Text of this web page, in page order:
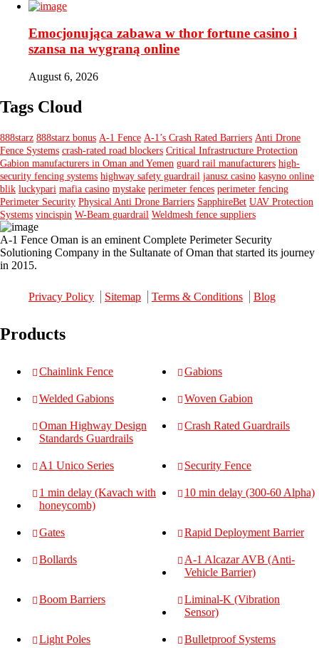
Emocjonująca zabawa w thor fortune casino i
szansa na wygraną online
August 6, 2026
Tags Cloud
888starz 888starz bonus A-1 Fence A-1’s Crash Rated Barriers Anti Drone
Fence Systems crash-rated road blockers Critical Infrastructure Protection
Gabion manufacturers in Oman and Yemen guard rail manufacturers high-
security fencing systems highway safety guardrail janusz casino kasyno online
blik luckypari mafia casino mystake perimeter fences perimeter fencing
Perimeter Security Physical Anti Drone Barriers SapphireBet UAV Protection
Systems vincispin W-Beam guardrail Weldmesh fence suppliers
A-1 Fence Oman is an eminent Complete Perimeter Security
Solutioning Company in the Sultanate of Oman that started its journey
in 2015.
Privacy Policy Sitemap Terms & Conditions Blog
Products
Chainlink Fence Gabions
Welded Gabions Woven Gabion
Oman Highway Design
Standards Guardrails
Crash Rated Guardrails
A1 Unico Series Security Fence
1 min delay (Kavach with
honeycomb)
10 min delay (300-60 Alpha)
Gates Rapid Deployment Barrier
Bollards
A-1 Alcazar AVB (Anti-
Vehicle Barrier)
Boom Barriers
Liminal-K (Vibration
Sensor)
Light Poles Bulletproof Systems